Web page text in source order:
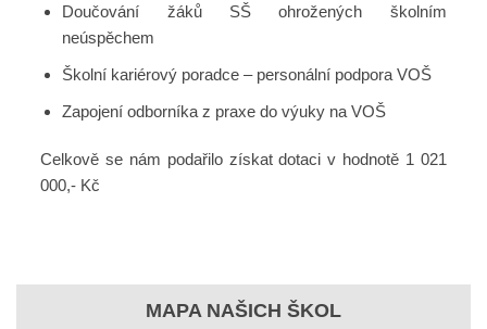
Doučování žáků SŠ ohrožených školním
neúspěchem
Školní kariérový poradce – personální podpora VOŠ
Zapojení odborníka z praxe do výuky na VOŠ
Celkově se nám podařilo získat dotaci v hodnotě 1 021
000,- Kč
MAPA NAŠICH ŠKOL